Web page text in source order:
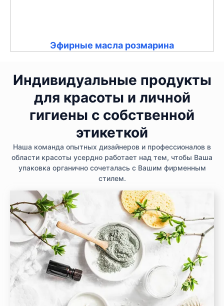
Эфирные масла розмарина
Индивидуальные продукты
для красоты и личной
гигиены с собственной
этикеткой
Наша команда опытных дизайнеров и профессионалов в
области красоты усердно работает над тем, чтобы Ваша
упаковка органично сочеталась с Вашим фирменным
стилем.